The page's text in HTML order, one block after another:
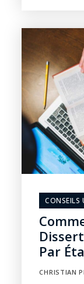
CONSEILS
Par
CHRISTIAN